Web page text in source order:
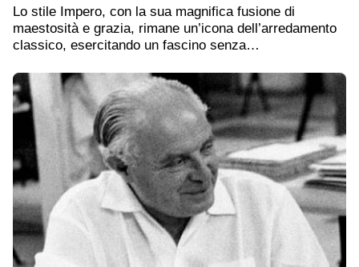
Lo stile Impero, con la sua magnifica fusione di
maestosità e grazia, rimane un’icona dell’arredamento
classico, esercitando un fascino senza…